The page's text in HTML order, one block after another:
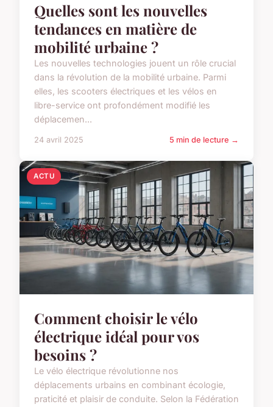
Quelles sont les nouvelles
tendances en matière de
mobilité urbaine ?
Les nouvelles technologies jouent un rôle crucial
dans la révolution de la mobilité urbaine. Parmi
elles, les scooters électriques et les vélos en
libre-service ont profondément modifié les
déplacemen...
24 avril 2025 5 min de lecture →
ACTU
Comment choisir le vélo
électrique idéal pour vos
besoins ?
Le vélo électrique révolutionne nos
déplacements urbains en combinant écologie,
praticité et plaisir de conduite. Selon la Fédération